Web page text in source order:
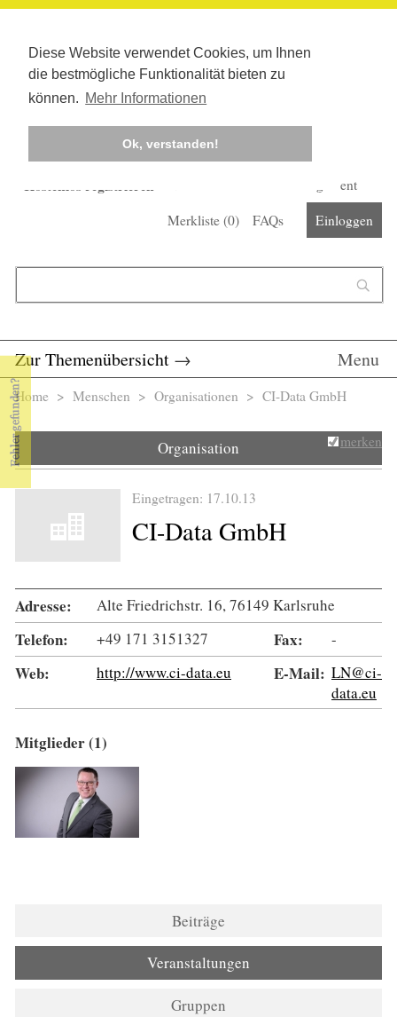
Diese Website verwendet Cookies, um Ihnen
die bestmögliche Funktionalität bieten zu
können. Mehr Informationen
Ok, verstanden!
Kostenlos registrieren
Corona-Management
Merkliste (0) FAQs Einloggen
Zur Themenübersicht → Menu
Sie sind hier
Home > Menschen > Organisationen > CI-Data GmbH
Organisation merken
Eingetragen: 17.10.13
CI-Data GmbH
Adresse: Alte Friedrichstr. 16, 76149 Karlsruhe
Telefon: +49 171 3151327 Fax: -
Web: http://www.ci-data.eu E-Mail: LN@ci-
data.eu
Mitglieder (1)
Beiträge
Veranstaltungen
Gruppen